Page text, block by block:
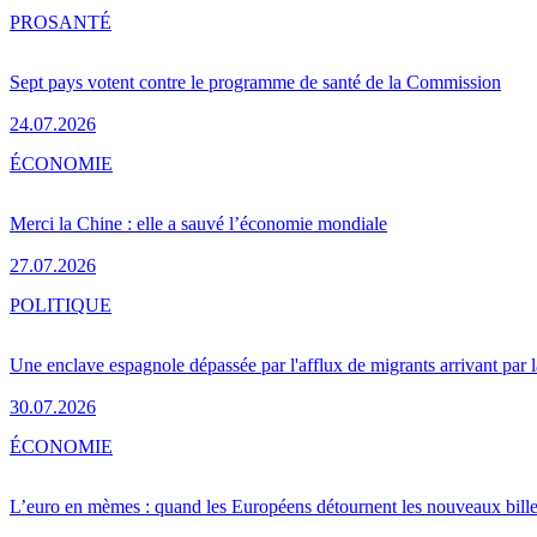
Sept pays votent contre le programme de santé de la Commission
24.07.2026
PROSANTÉ
Merci la Chine : elle a sauvé l’économie mondiale
27.07.2026
ÉCONOMIE
Une enclave espagnole dépassée par l'afflux de migrants arrivant par
30.07.2026
POLITIQUE
L’euro en mèmes : quand les Européens détournent les nouveaux
ÉCONOMIE